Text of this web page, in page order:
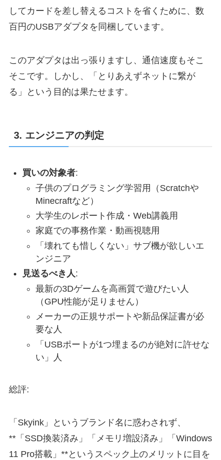
してカードを差し替えるコストを省くために、数
百円のUSBアダプタを同梱しています。
このアダプタは出っ張りますし、通信速度もそこ
そこです。しかし、「とりあえずネットに繋が
る」という目的は果たせます。
3. エンジニアの判定
買いの対象者:
子供のプログラミング学習用（Scratchや
Minecraftなど）
大学生のレポート作成・Web講義用
家庭での事務作業・動画視聴用
「壊れても惜しくない」サブ機が欲しいエ
ンジニア
見送るべき人:
最新の3Dゲームを高画質で遊びたい人
（GPU性能が足りません）
メーカーの正規サポートや新品保証書が必
要な人
「USBポートが1つ埋まるのが絶対に許せな
い」人
総評:
「Skyink」というブランド名に惑わされず、
**「SSD換装済み」「メモリ増設済み」「Windows
11 Pro搭載」**というスペック上のメリットに目を